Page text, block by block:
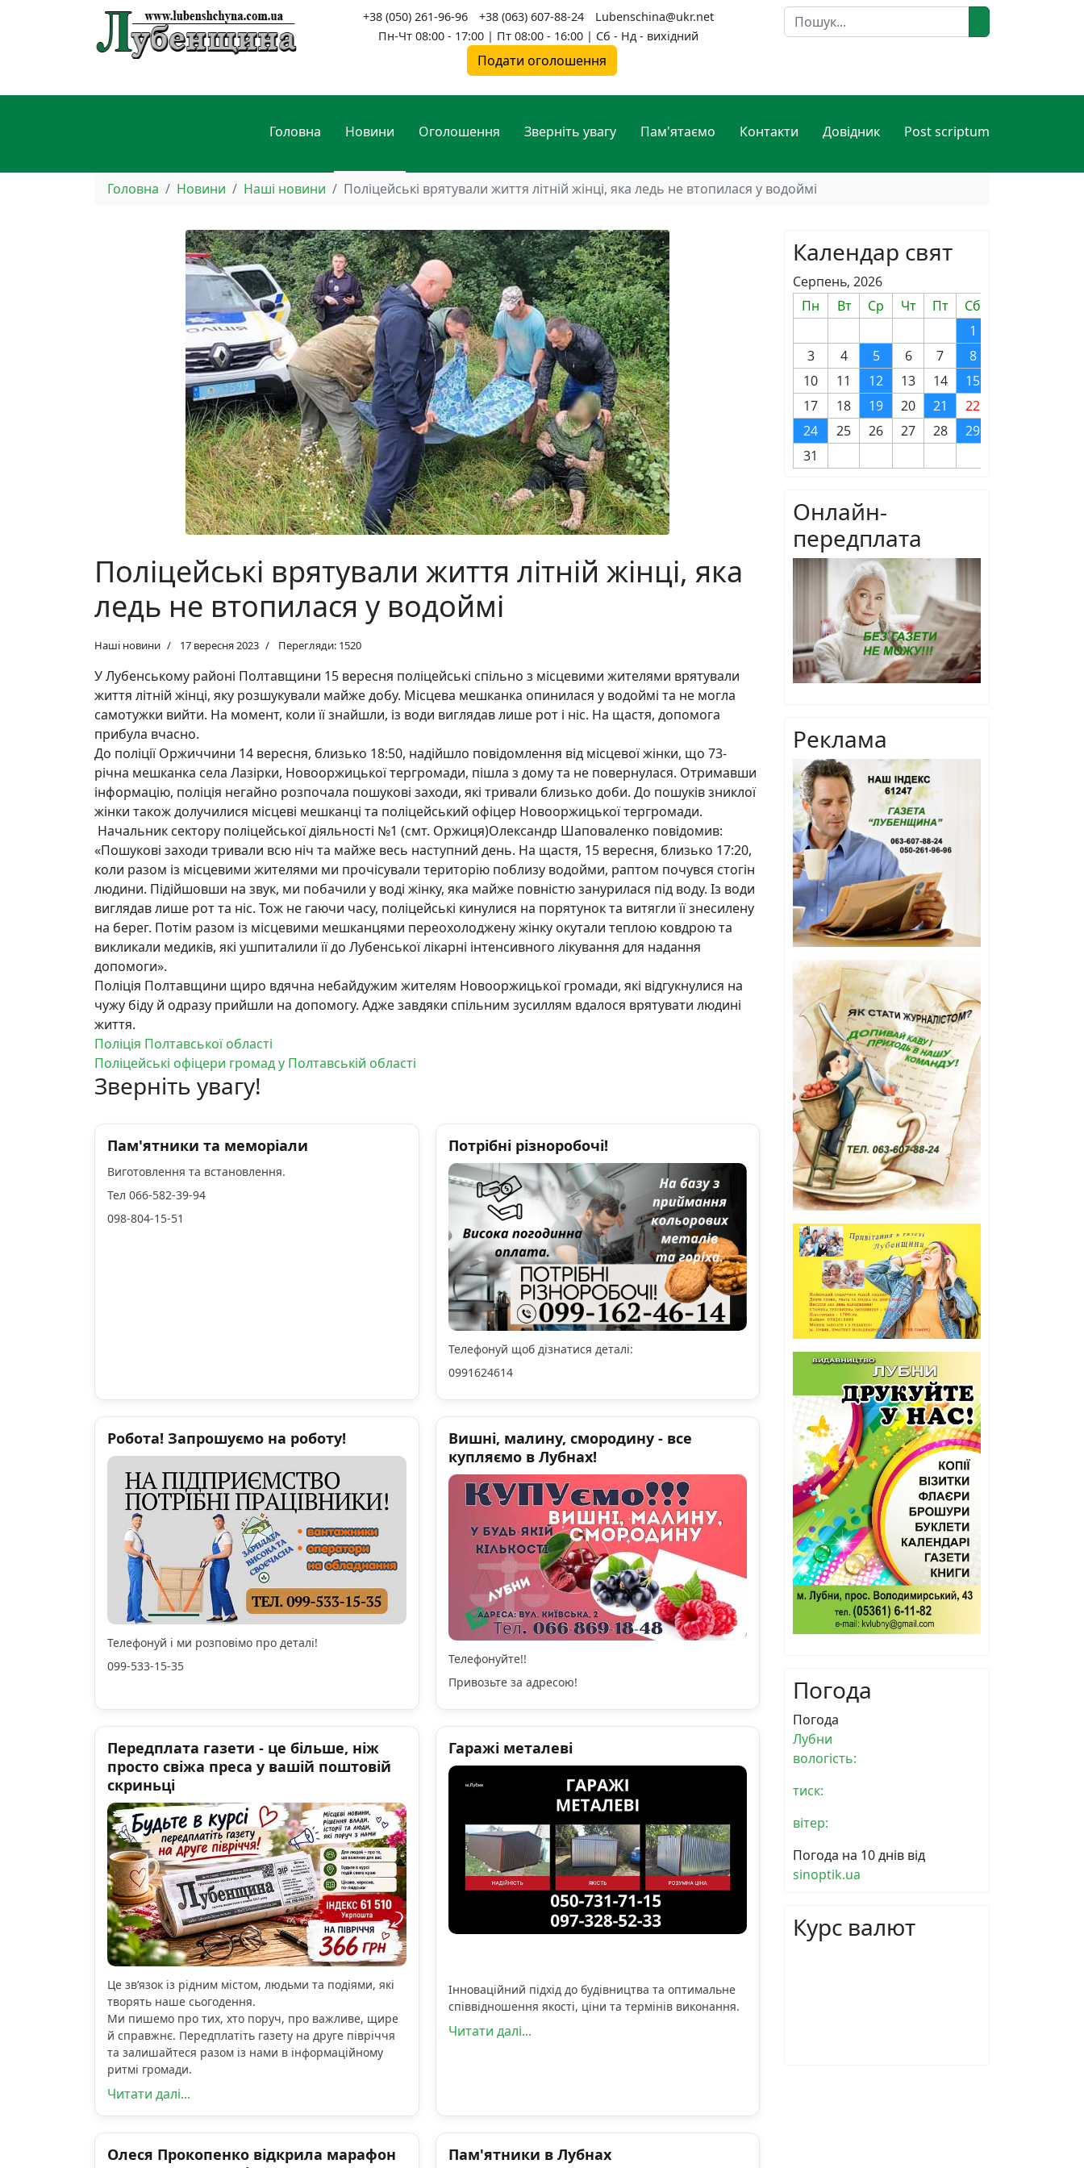
+38 (050) 261-96-96 +38 (063) 607-88-24
Lubenschina@ukr.net
Пн-Чт 08:00 - 17:00 | Пт 08:00 - 16:00 | Сб - Нд - вихідний
Подати оголошення
Пошук
Головна Новини Оголошення Зверніть увагу Пам'ятаємо Контакти Довідник Post scriptum
Головна Новини Наші новини Поліцейські врятували життя літній жінці, яка ледь не втопилася у водоймі
Поліцейські врятували життя літній жінці, яка
ледь не втопилася у водоймі
Наші новини 17 вересня 2023 Перегляди: 1520
У Лубенському районі Полтавщини 15 вересня поліцейські спільно з місцевими жителями врятували
життя літній жінці, яку розшукували майже добу. Місцева мешканка опинилася у водоймі та не могла
самотужки вийти. На момент, коли її знайшли, із води виглядав лише рот і ніс. На щастя, допомога
прибула вчасно.
До поліції Оржиччини 14 вересня, близько 18:50, надійшло повідомлення від місцевої жінки, що 73-
річна мешканка села Лазірки, Новооржицької тергромади, пішла з дому та не повернулася. Отримавши
інформацію, поліція негайно розпочала пошукові заходи, які тривали близько доби. До пошуків зниклої
жінки також долучилися місцеві мешканці та поліцейський офіцер Новооржицької тергромади.
Начальник сектору поліцейської діяльності №1 (смт. Оржиця)Олександр Шаповаленко повідомив:
«Пошукові заходи тривали всю ніч та майже весь наступний день. На щастя, 15 вересня, близько 17:20,
коли разом із місцевими жителями ми прочісували територію поблизу водойми, раптом почувся стогін
людини. Підійшовши на звук, ми побачили у воді жінку, яка майже повністю занурилася під воду. Із води
виглядав лише рот та ніс. Тож не гаючи часу, поліцейські кинулися на порятунок та витягли її знесилену
на берег. Потім разом із місцевими мешканцями переохолоджену жінку окутали теплою ковдрою та
викликали медиків, які ушпиталили її до Лубенської лікарні інтенсивного лікування для надання
допомоги».
Поліція Полтавщини щиро вдячна небайдужим жителям Новооржицької громади, які відгукнулися на
чужу біду й одразу прийшли на допомогу. Адже завдяки спільним зусиллям вдалося врятувати людині
життя.
Поліція Полтавської області
Поліцейські офіцери громад у Полтавській області
Зверніть увагу!
Пам'ятники та меморіали
Виготовлення та встановлення.
Тел 066-582-39-94
098-804-15-51
Потрібні різноробочі!
Телефонуй щоб дізнатися деталі:
0991624614
Робота! Запрошуємо на роботу!
Телефонуй і ми розповімо про деталі!
099-533-15-35
Вишні, малину, смородину - все
купляємо в Лубнах!
Телефонуйте!!
Привозьте за адресою!
Передплата газети - це більше, ніж
просто свіжа преса у вашій поштовій
скриньці
Це зв’язок із рідним містом, людьми та подіями, які
творять наше сьогодення.
Ми пишемо про тих, хто поруч, про важливе, щире
й справжнє. Передплатіть газету на друге півріччя
та залишайтеся разом із нами в інформаційному
ритмі громади.
Читати далі...
Гаражі металеві
Інноваційний підхід до будівництва та оптимальне
співвідношення якості, ціни та термінів виконання.
Читати далі...
Олеся Прокопенко відкрила марафон
Пам'ятники в Лубнах
Календар свят
Серпень, 2026
Пн
Вт Ср Чт Пт Сб
1
3
4 5 6 7 8
10
11 12 13 14 15
17
18 19 20 21 22
24
25 26 27 28 29
31
Онлайн-
передплата
Реклама
Погода
Погода
Лубни
вологість:
тиск:
вітер:
Погода на 10 днів від
sinoptik.ua
Курс валют